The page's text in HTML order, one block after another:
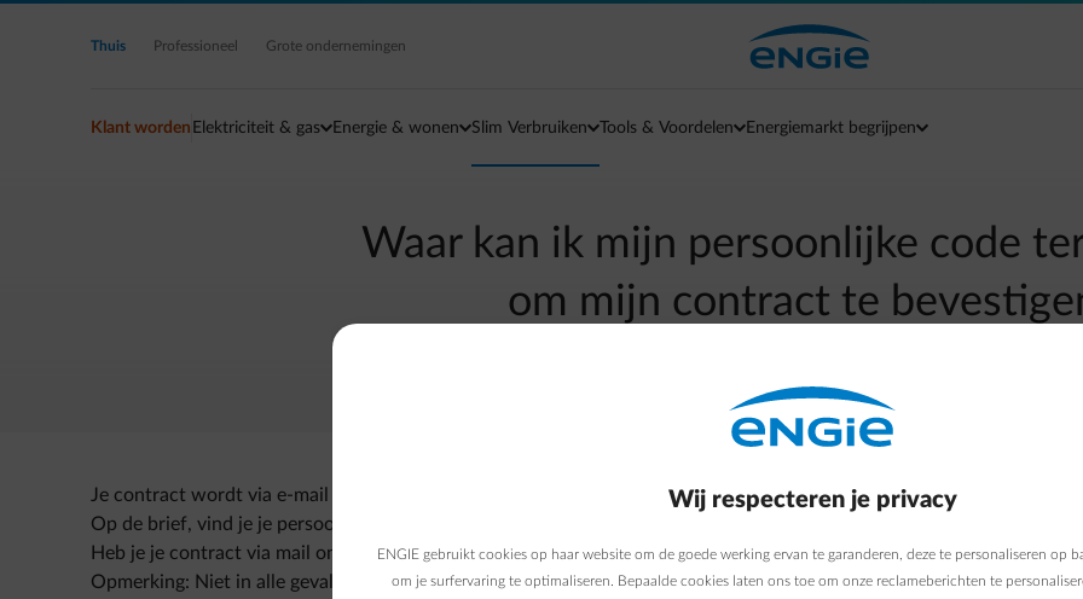
Ga naar de hoofdinhoud
Thuis Professioneel Grote ondernemingen
Klant worden Elektriciteit & gas Energie & wonen Slim Verbruiken Tools & Voordelen Energiemarkt begrijpen
Waar kan ik mijn persoonlijke code
om mijn contract te
Terug naar contactpagina
Je contract wordt via e-mail of brief opgestuurd.
Op de brief, vind je je persoonlijke code terug op het antwoordformulier.
Heb je je contract via mail ontvangen, dan zal deze persoonlijke code in de e-mail terug te vinden zijn.
Opmerking: Niet in alle gevallen dien je je contract te bevestigen. Als je geen persoonlijke code op je contract/ e-mail
Wij respecteren je privacy
ENGIE gebruikt cookies op haar website om de goede werking ervan te garanderen, deze te personaliseren op
om je surfervaring te optimaliseren. Bepaalde cookies laten ons toe om onze reclameberichten te